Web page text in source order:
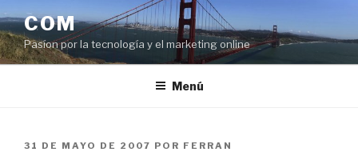
al
contenido
COM
Pasíon por la tecnología y el marketing online
Menú
PUBLICADO
31 DE MAYO DE 2007 POR FERRAN